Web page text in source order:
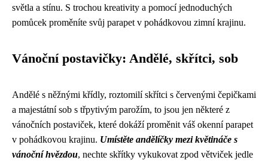
světla a stínu. S trochou kreativity a pomocí jednoduchých
pomůcek proměníte svůj parapet v pohádkovou zimní krajinu.
Vánoční postavičky: Andělé, skřítci, sob
Andělé s něžnými křídly, roztomilí skřítci s červenými čepičkami
a majestátní sob s třpytivým parožím, to jsou jen některé z
vánočních postaviček, které dokáží proměnit váš okenní parapet
v pohádkovou krajinu. Umístěte andělíčky mezi květináče s
vánoční hvězdou, nechte skřítky vykukovat zpod větviček jedle